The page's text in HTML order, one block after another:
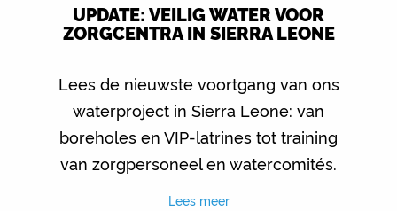
UPDATE: VEILIG WATER VOOR
ZORGCENTRA IN SIERRA LEONE
Lees de nieuwste voortgang van ons
waterproject in Sierra Leone: van
boreholes en VIP-latrines tot training
van zorgpersoneel en watercomités.
Lees meer